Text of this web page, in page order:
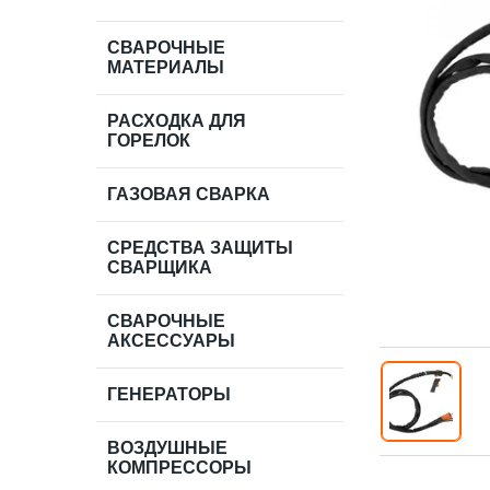
СВАРОЧНЫЕ
МАТЕРИАЛЫ
РАСХОДКА ДЛЯ
ГОРЕЛОК
ГАЗОВАЯ СВАРКА
СРЕДСТВА ЗАЩИТЫ
СВАРЩИКА
СВАРОЧНЫЕ
АКСЕССУАРЫ
ГЕНЕРАТОРЫ
ВОЗДУШНЫЕ
КОМПРЕССОРЫ